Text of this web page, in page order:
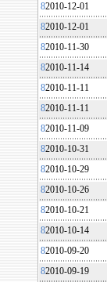
82010-12-01
82010-12-01
82010-11-30
82010-11-14
82010-11-11
82010-11-11
82010-11-09
82010-10-31
82010-10-29
82010-10-26
82010-10-21
82010-10-14
82010-09-20
82010-09-19